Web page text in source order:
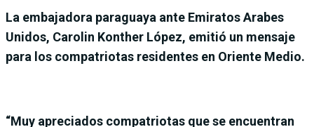
La embajadora paraguaya ante Emiratos Arabes
Unidos, Carolin Konther López, emitió un mensaje
para los compatriotas residentes en Oriente Medio.
“Muy apreciados compatriotas que se encuentran